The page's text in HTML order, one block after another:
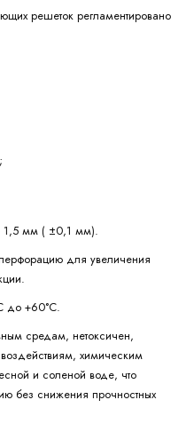
решеток регламентировано
1,5 мм ( ±0,1 мм).
перфорацию для увеличения
до +60°C.
средам, нетоксичен,
химическим
и соленой воде, что
без снижения прочностных